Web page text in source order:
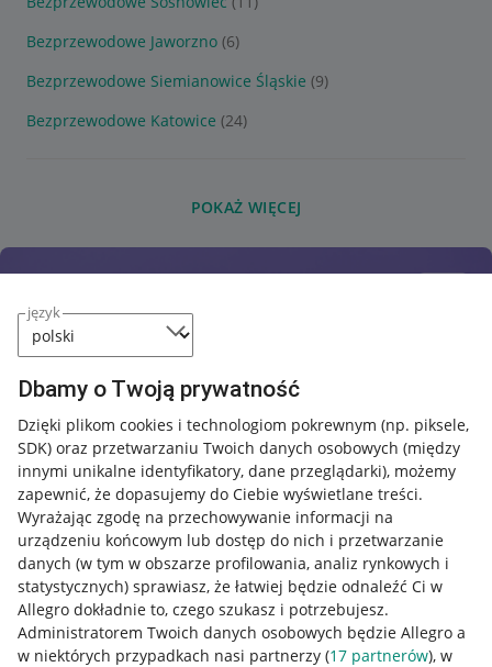
język
Dbamy o Twoją prywatność
Dzięki plikom cookies i technologiom pokrewnym (np. piksele,
SDK) oraz przetwarzaniu Twoich danych osobowych (między
innymi unikalne identyfikatory, dane przeglądarki), możemy
zapewnić, że dopasujemy do Ciebie wyświetlane treści.
Wyrażając zgodę na przechowywanie informacji na
urządzeniu końcowym lub dostęp do nich i przetwarzanie
danych (w tym w obszarze profilowania, analiz rynkowych i
statystycznych) sprawiasz, że łatwiej będzie odnaleźć Ci w
Allegro dokładnie to, czego szukasz i potrzebujesz.
Administratorem Twoich danych osobowych będzie Allegro a
w niektórych przypadkach nasi partnerzy (17 partnerów), w
Bezprzewodowe Jaworzno (6)
Bezprzewodowe Siemianowice Śląskie (9)
Bezprzewodowe Katowice (24)
POKAŻ WIĘCEJ